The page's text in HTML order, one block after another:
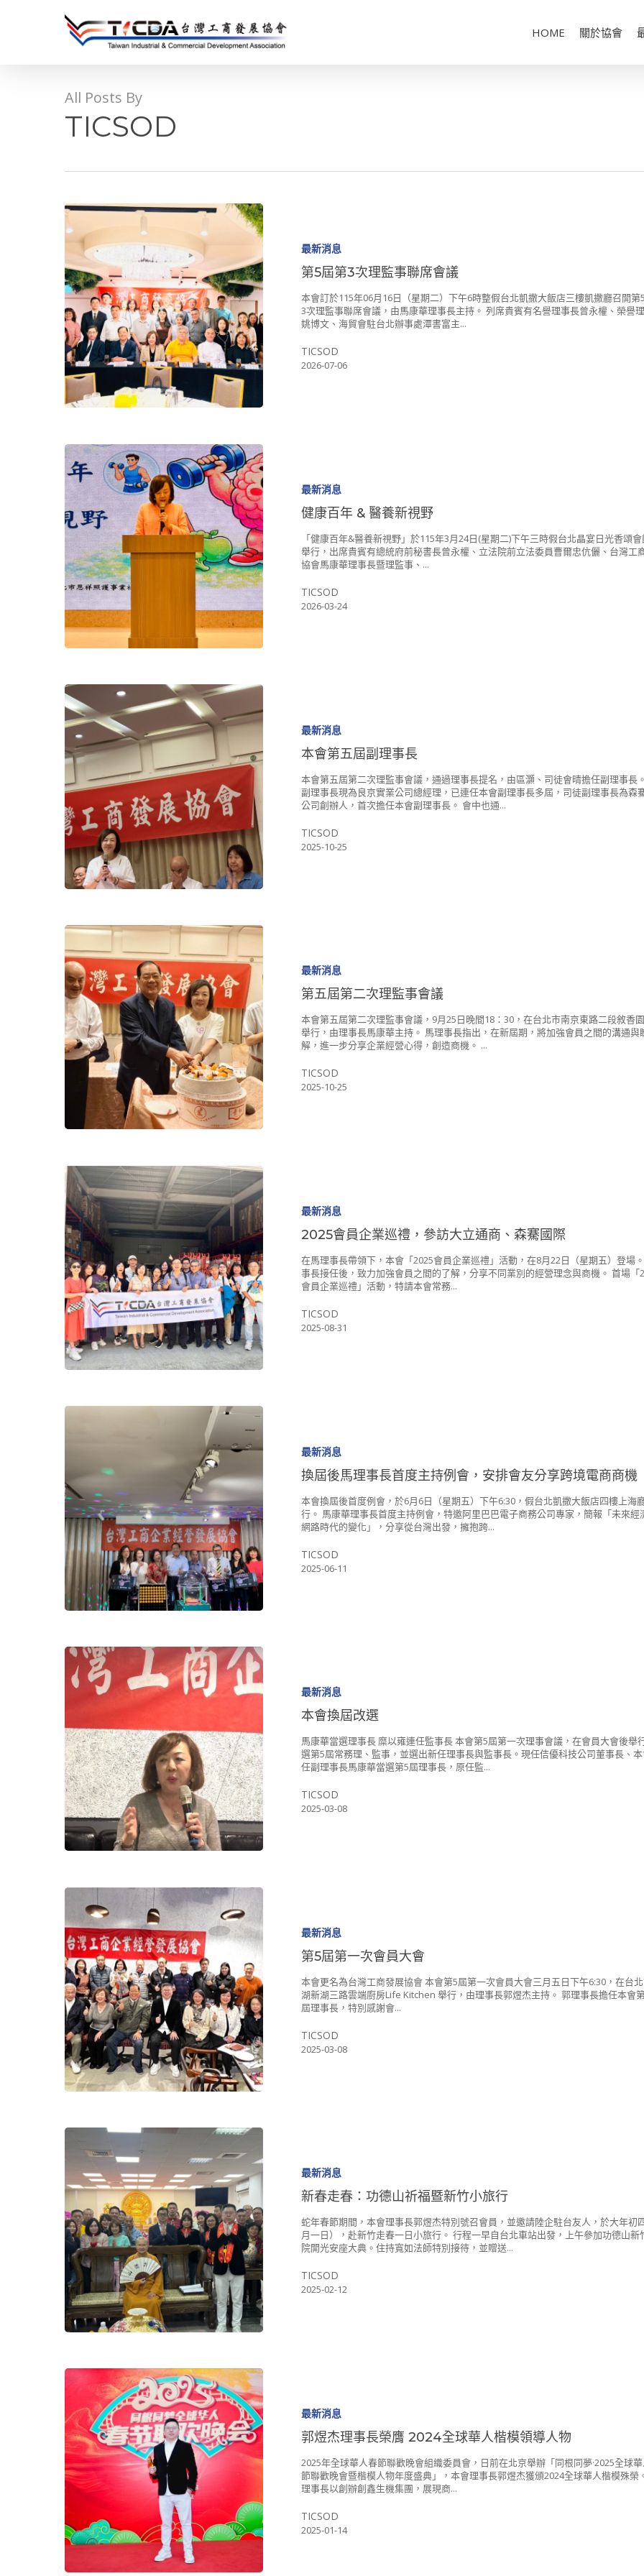
HOME 關於協會
All Posts By
TICSOD
最新消息
第5屆第3次理監事聯席會議
本會訂於115年06月16日（星期二）下午6時整假台北凱撒大飯店三樓凱撒廳召開第
3次理監事聯席會議，由馬康華理事長主持。 列席貴賓有名譽理事長曾永權、榮譽
姚博文、海貿會駐台北辦事處潭書富主...
TICSOD
2026-07-06
最新消息
健康百年 & 醫養新視野
「健康百年&醫養新視野」於115年3月24日(星期二)下午三時假台北晶宴日光香頌
舉行，出席貴賓有總統府前秘書長曾永權、立法院前立法委員曹爾忠伉儷、台灣工
協會馬康華理事長暨理監事、...
TICSOD
2026-03-24
最新消息
本會第五屆副理事長
本會第五屆第二次理監事會議，通過理事長提名，由區灝、司徒會晴擔任副理事長
副理事長現為良京實業公司總經理，已連任本會副理事長多屆，司徒副理事長為森
公司創辦人，首次擔任本會副理事長。 會中也通...
TICSOD
2025-10-25
最新消息
第五屆第二次理監事會議
本會第五屆第二次理監事會議，9月25日晚間18：30，在台北市南京東路二段敘香
舉行，由理事長馬康華主持。 馬理事長指出，在新屆期，將加強會員之間的溝通與
解，進一步分享企業經營心得，創造商機。 ...
TICSOD
2025-10-25
最新消息
2025會員企業巡禮，參訪大立通商、森騫國際
在馬理事長帶領下，本會「2025會員企業巡禮」活動，在8月22日（星期五）登場
事長接任後，致力加強會員之間的了解，分享不同業別的經營理念與商機。 首場「
會員企業巡禮」活動，特請本會常務...
TICSOD
2025-08-31
最新消息
換屆後馬理事長首度主持例會，安排會友分享跨境電商商機
本會換屆後首度例會，於6月6日（星期五）下午6:30，假台北凱撒大飯店四樓上海
行。 馬康華理事長首度主持例會，特邀阿里巴巴電子商務公司專家，簡報「未來經
網路時代的變化」，分享從台灣出發，擁抱跨...
TICSOD
2025-06-11
最新消息
本會換屆改選
馬康華當選理事長 糜以雍連任監事長 本會第5屆第一次理事會議，在會員大會後舉
選第5屆常務理、監事，並選出新任理事長與監事長。現任佶優科技公司董事長、
任副理事長馬康華當選第5屆理事長，原任監...
TICSOD
2025-03-08
最新消息
第5屆第一次會員大會
本會更名為台灣工商發展協會 本會第5屆第一次會員大會三月五日下午6:30，在台
湖新湖三路雲端廚房Life Kitchen 舉行，由理事長郭煜杰主持。 郭理事長擔任本會
屆理事長，特別感謝會...
TICSOD
2025-03-08
最新消息
新春走春：功德山祈福暨新竹小旅行
蛇年春節期間，本會理事長郭煜杰特別號召會員，並邀請陸企駐台友人，於大年初
月一日），赴新竹走春一日小旅行。 行程一早自台北車站出發，上午參加功德山新
院開光安座大典。住持寬如法師特別接待，並贈送...
TICSOD
2025-02-12
最新消息
郭煜杰理事長榮膺 2024全球華人楷模領導人物
2025年全球華人春節聯歡晚會組織委員會，日前在北京舉辦「同根同夢·2025全球
節聯歡晚會暨楷模人物年度盛典」，本會理事長郭煜杰獲頒2024全球華人楷模殊榮
理事長以創辦創鑫生機集團，展現商...
TICSOD
2025-01-14